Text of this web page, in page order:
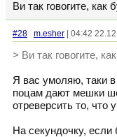
Ви так говогите, как
#28 m.esher | 04:42
> Ви так говогите,
Я вас умоляю, таки
поцам дают мешки
отреверсить то, что
На секундочку,